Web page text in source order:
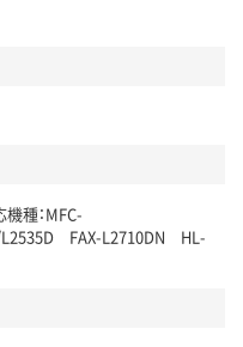
種：MFC-
L2535D FAX-L2710DN HL-